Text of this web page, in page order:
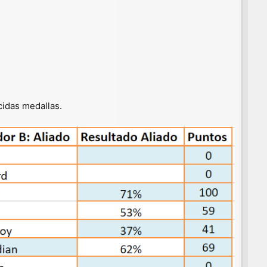
medallas.